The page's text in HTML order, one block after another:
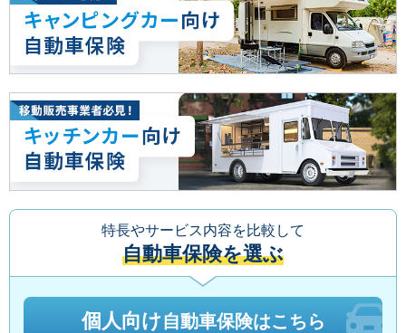
特長やサービス内容を比較して
自動車保険を選ぶ
個人向け自動車保険はこちら